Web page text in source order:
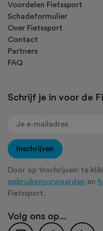
Voordelen Fietssport
Schadeformulier
Over Fietssport
Contact
Partners
FAQ
Schrijf je in voor de
Inschrijven
Door op 'Inschrijven' te
gebruiksvoorwaarden en
Fietssport.
Volg ons op...